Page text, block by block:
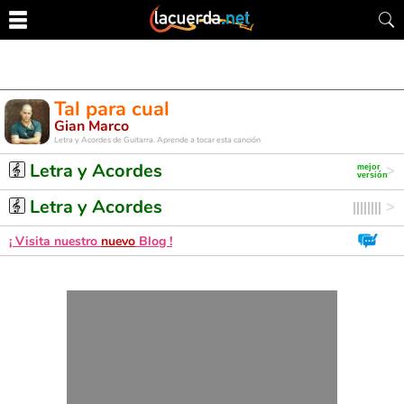
Tal para cual
Gian Marco
Letra y Acordes de Guitarra. Aprende a tocar esta canción
Letra y Acordes
Letra y Acordes
¡ Visita nuestro nuevo Blog !